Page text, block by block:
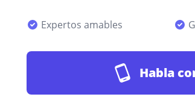
Expertos amables
Habla